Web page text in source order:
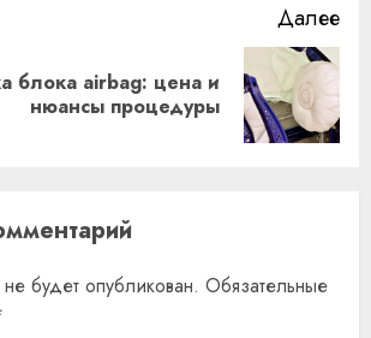
Далее
блока airbag: цена и
нюансы процедуры
будет опубликован. Обязательные